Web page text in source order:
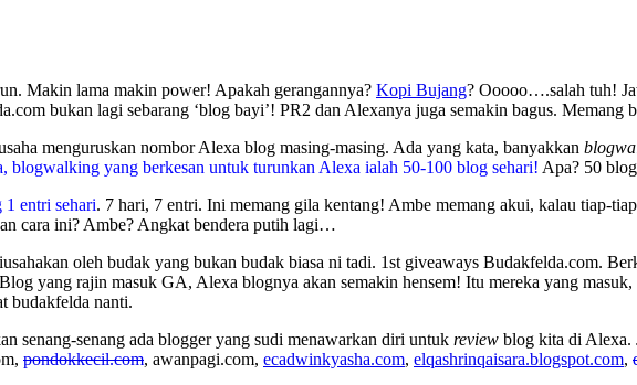
Makin lama makin power! Apakah gerangannya? Kopi Bujang? Ooooo….salah tuh!
bukan lagi sebarang ‘blog bayi’! PR2 dan Alexanya juga semakin bagus. Memang
menguruskan nombor Alexa blog masing-masing. Ada yang kata, banyakkan
blogwalking yang berkesan untuk turunkan Alexa ialah 50-100 blog sehari! Apa? 50
1 entri sehari. 7 hari, 7 entri. Ini memang gila kentang! Ambe memang akui, kalau tiap-
cara ini? Ambe? Angkat bendera putih lagi…
oleh budak yang bukan budak biasa ni tadi. 1st giveaways Budakfelda.com.
yang rajin masuk GA, Alexa blognya akan semakin hensem! Itu mereka yang
budakfelda nanti.
senang-senang ada blogger yang sudi menawarkan diri untuk review blog kita di Alexa.
pondokkecil.com, awanpagi.com, ecadwinkyasha.com, elqashrinqaisara.blogspot.com,